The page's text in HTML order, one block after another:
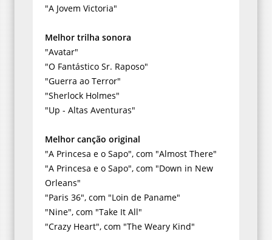
"A Jovem Victoria"
Melhor trilha sonora
"Avatar"
"O Fantástico Sr. Raposo"
"Guerra ao Terror"
"Sherlock Holmes"
"Up - Altas Aventuras"
Melhor canção original
"A Princesa e o Sapo", com "Almost There"
"A Princesa e o Sapo", com "Down in New
Orleans"
"Paris 36", com "Loin de Paname"
"Nine", com "Take It All"
"Crazy Heart", com "The Weary Kind"